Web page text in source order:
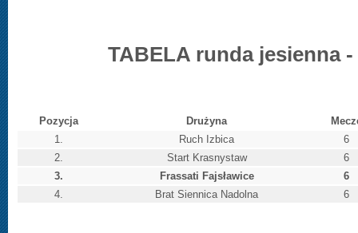
TABELA runda jesienna -
Pozycja Drużyna
1.
Ruch Izbica
6
2.
Start Krasnystaw
6
3.
Frassati Fajsławice
6
4.
Brat Siennica Nadolna 6